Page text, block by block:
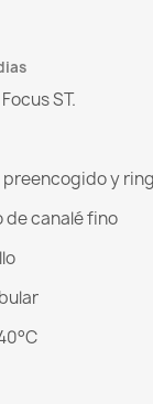
ST.
preencogido y
de canalé fino